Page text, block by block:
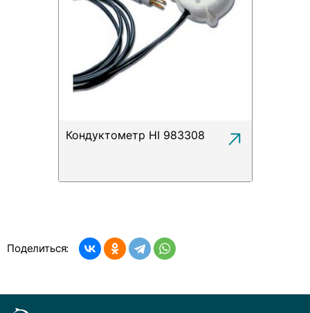
Кондуктометр HI 983308
Поделиться: